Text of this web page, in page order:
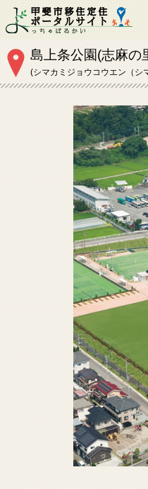
島上条公園(志麻の
(シマカミジョウコウエン（シ